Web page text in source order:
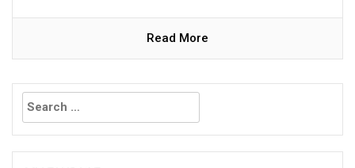
Read More
Search
for: